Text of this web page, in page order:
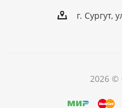
г. Сургут,
2026 ©